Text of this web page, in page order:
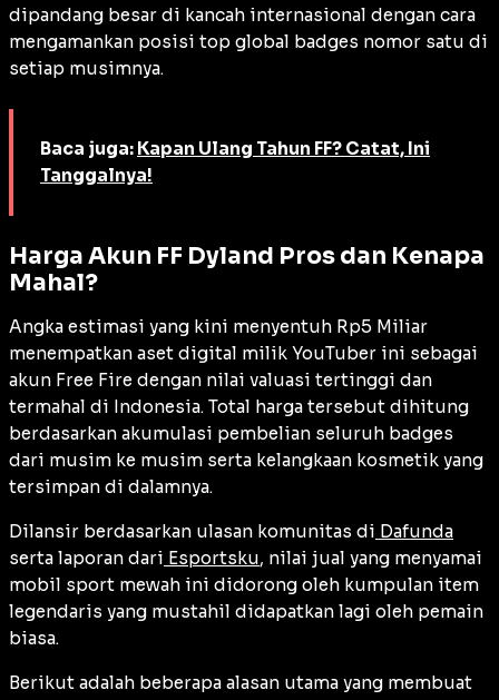
dipandang besar di kancah internasional dengan cara
mengamankan posisi top global badges nomor satu di
setiap musimnya.
Baca juga: Kapan Ulang Tahun FF? Catat, Ini
Tanggalnya!
Harga Akun FF Dyland Pros dan Kenapa
Mahal?
Angka estimasi yang kini menyentuh Rp5 Miliar
menempatkan aset digital milik YouTuber ini sebagai
akun Free Fire dengan nilai valuasi tertinggi dan
termahal di Indonesia. Total harga tersebut dihitung
berdasarkan akumulasi pembelian seluruh badges
dari musim ke musim serta kelangkaan kosmetik yang
tersimpan di dalamnya.
Dilansir berdasarkan ulasan komunitas di Dafunda
serta laporan dari Esportsku, nilai jual yang menyamai
mobil sport mewah ini didorong oleh kumpulan item
legendaris yang mustahil didapatkan lagi oleh pemain
biasa.
Berikut adalah beberapa alasan utama yang membuat